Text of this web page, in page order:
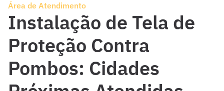
Área de Atendimento
Instalação de Tela de
Proteção Contra
Pombos: Cidades